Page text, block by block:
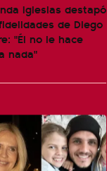
Iglesias destapó
de Diego
"Él no le hace
nada"